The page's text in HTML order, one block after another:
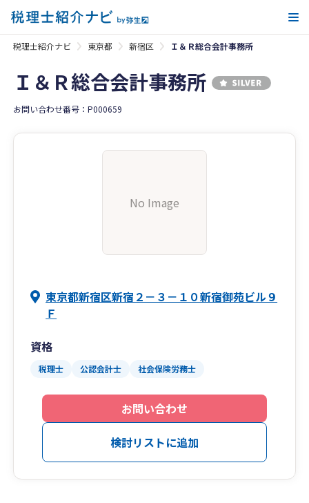
税理士紹介ナビ 東京都 新宿区 Ｉ＆Ｒ総合会計事務所
Ｉ＆Ｒ総合会計事務所
お問い合わせ番号：P000659
No Image
東京都新宿区新宿２－３－１０新宿御苑ビル９
Ｆ
資格
税理士 公認会計士 社会保険労務士
お問い合わせ
検討リストに追加